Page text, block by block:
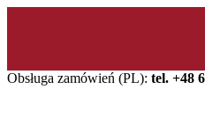
Obsługa zamówień (PL): tel. +48